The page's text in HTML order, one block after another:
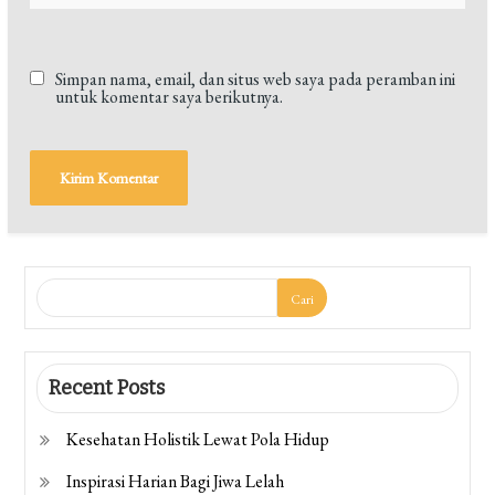
Simpan nama, email, dan situs web saya pada peramban ini
untuk komentar saya berikutnya.
Cari
Recent Posts
Kesehatan Holistik Lewat Pola Hidup
Inspirasi Harian Bagi Jiwa Lelah